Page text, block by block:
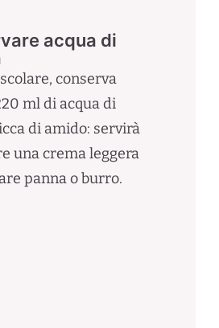
acqua di
conserva
ml di acqua di
di amido: servirà
una crema leggera
panna o burro.